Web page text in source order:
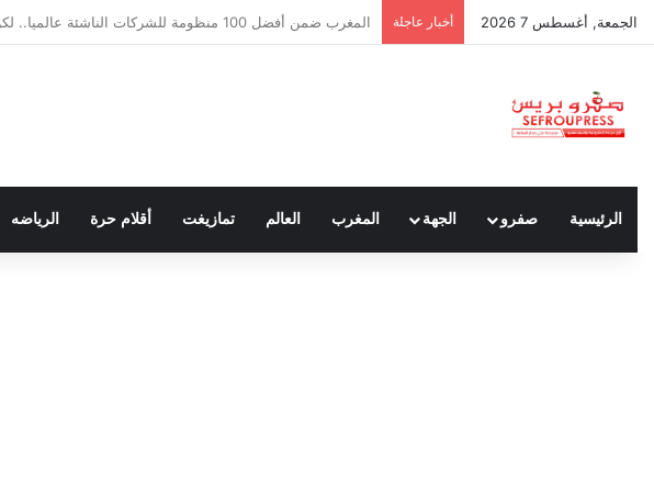
الجمعة, أغسطس 7 2026 أخبار عاجلة سبتة ومليلية… حين يتحدث أنصار الديمقراطية بلسان الاستعمار
الرئيسية صفرو الجهة المغرب العالم تمازيغت أقلام حرة الرياضه